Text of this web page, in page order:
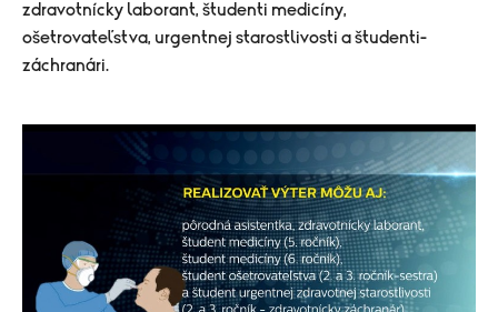
zdravotnícky laborant, študenti medicíny,
ošetrovateľstva, urgentnej starostlivosti a študenti-
záchranári.